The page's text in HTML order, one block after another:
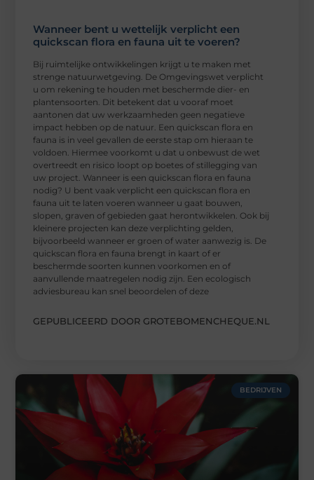
Wanneer bent u wettelijk verplicht een
quickscan flora en fauna uit te voeren?
Bij ruimtelijke ontwikkelingen krijgt u te maken met
strenge natuurwetgeving. De Omgevingswet verplicht
u om rekening te houden met beschermde dier- en
plantensoorten. Dit betekent dat u vooraf moet
aantonen dat uw werkzaamheden geen negatieve
impact hebben op de natuur. Een quickscan flora en
fauna is in veel gevallen de eerste stap om hieraan te
voldoen. Hiermee voorkomt u dat u onbewust de wet
overtreedt en risico loopt op boetes of stillegging van
uw project. Wanneer is een quickscan flora en fauna
nodig? U bent vaak verplicht een quickscan flora en
fauna uit te laten voeren wanneer u gaat bouwen,
slopen, graven of gebieden gaat herontwikkelen. Ook bij
kleinere projecten kan deze verplichting gelden,
bijvoorbeeld wanneer er groen of water aanwezig is. De
quickscan flora en fauna brengt in kaart of er
beschermde soorten kunnen voorkomen en of
aanvullende maatregelen nodig zijn. Een ecologisch
adviesbureau kan snel beoordelen of deze
GEPUBLICEERD DOOR GROTEBOMENCHEQUE.NL
BEDRIJVEN